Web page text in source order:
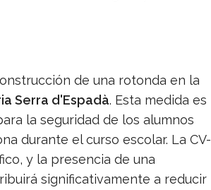
de una rotonda en la
Serra d'Espadà. Esta medida es
la seguridad de los alumnos
durante el curso escolar. La CV-
y la presencia de una
significativamente a reducir